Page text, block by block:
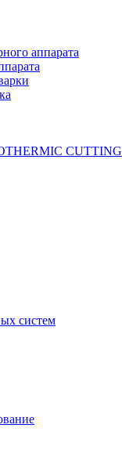
аппарата
CUTTING
систем